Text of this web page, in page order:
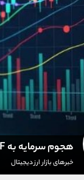
هجوم سرمایه به ETF های کریپتو
خبرهای بازار ارز دیجیتال